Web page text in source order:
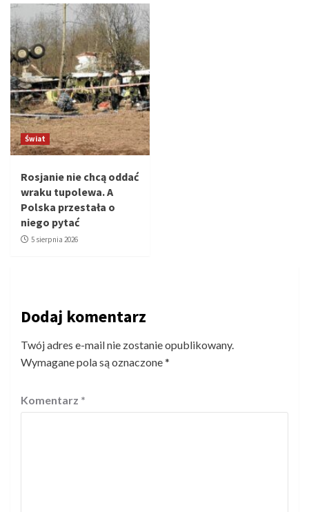
Świat
Rosjanie nie chcą oddać
wraku tupolewa. A
Polska przestała o
niego pytać
5 sierpnia 2026
Dodaj komentarz
Twój adres e-mail nie zostanie opublikowany.
Wymagane pola są oznaczone*
Komentarz *